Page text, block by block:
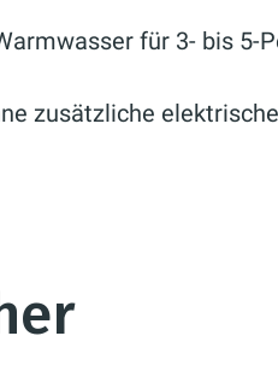
für 3- bis 5-
zusätzliche